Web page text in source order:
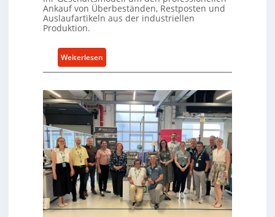
n
t
e
b
t
0
-
l
a
t
t
f
o
r
m
w
e
Ankauf von Überbeständen, Restposten und
Auslaufartikeln aus der industriellen
Produktion.
Weiterlesen:
S
a
r
e
P
a
r
s
N
o